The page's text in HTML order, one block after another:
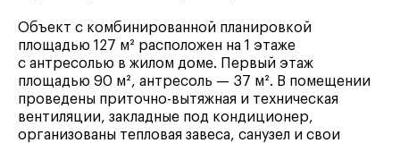
Объект с комбинированной планировкой
площадью 127 м² расположен на 1 этаже
с антресолью в жилом доме. Первый этаж
площадью 90 м², антресоль — 37 м². В помещении
проведены приточно-вытяжная и техническая
вентиляции, закладные под кондиционер,
организованы тепловая завеса, санузел и свои